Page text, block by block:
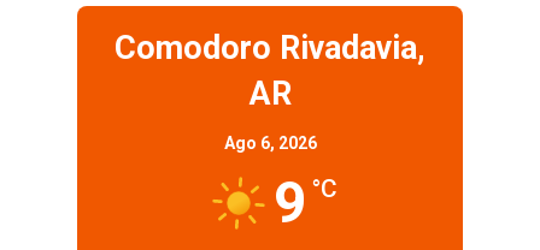
Comodoro Rivadavia,
AR
Ago 6, 2026
9 °C